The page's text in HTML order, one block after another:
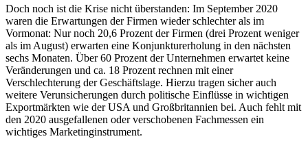
Doch noch ist die Krise nicht überstanden: Im September 2020
waren die Erwartungen der Firmen wieder schlechter als im
Vormonat: Nur noch 20,6 Prozent der Firmen (drei Prozent weniger
als im August) erwarten eine Konjunkturerholung in den nächsten
sechs Monaten. Über 60 Prozent der Unternehmen erwartet keine
Veränderungen und ca. 18 Prozent rechnen mit einer
Verschlechterung der Geschäftslage. Hierzu tragen sicher auch
weitere Verunsicherungen durch politische Einflüsse in wichtigen
Exportmärkten wie der USA und Großbritannien bei. Auch fehlt mit
den 2020 ausgefallenen oder verschobenen Fachmessen ein
wichtiges Marketinginstrument.